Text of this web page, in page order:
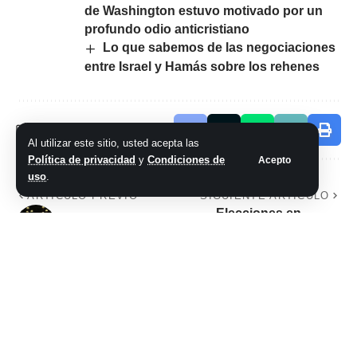
Al utilizar este sitio, usted acepta las
Política de privacidad y Condiciones de
uso.
Acepto
de Washington estuvo motivado por un
profundo odio anticristiano
Lo que sabemos de las negociaciones
entre Israel y Hamás sobre los rehenes
ARTÍCULO PREVIO SIGUIENTE ARTÍCULO
Elecciones en